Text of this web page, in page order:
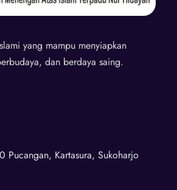
yang mampu menyiapkan
dan berdaya saing.
Pucangan, Kartasura, Sukoharjo